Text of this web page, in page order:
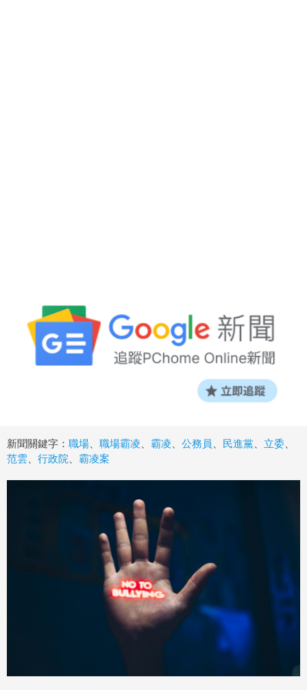
新聞關鍵字： 職場 職場霸凌 霸凌 公務員 民進黨 立委
范雲
行政院 霸凌案